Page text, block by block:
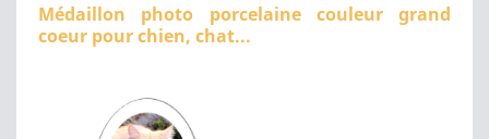
Médaillon photo porcelaine couleur grand
coeur pour chien, chat...